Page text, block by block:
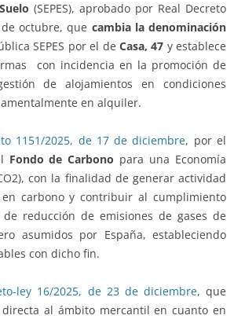
(SEPES), aprobado por Real Decreto
octubre, que cambia la denominación
SEPES por el de Casa, 47 y establece
con incidencia en la promoción de
de alojamientos en condiciones
en alquiler.
1151/2025, de 17 de diciembre, por el
Fondo de Carbono para una Economía
con la finalidad de generar actividad
en carbono y contribuir al cumplimiento
reducción de emisiones de gases de
asumidos por España, estableciendo
con dicho fin.
ley 16/2025, de 23 de diciembre, que
al ámbito mercantil en cuanto en